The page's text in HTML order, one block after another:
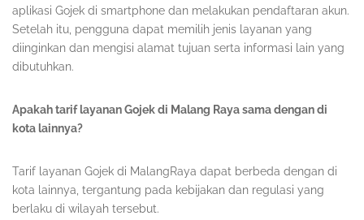
aplikasi Gojek di smartphone dan melakukan pendaftaran akun.
Setelah itu, pengguna dapat memilih jenis layanan yang
diinginkan dan mengisi alamat tujuan serta informasi lain yang
dibutuhkan.
Apakah tarif layanan Gojek di Malang Raya sama dengan di
kota lainnya?
Tarif layanan Gojek di MalangRaya dapat berbeda dengan di
kota lainnya, tergantung pada kebijakan dan regulasi yang
berlaku di wilayah tersebut.